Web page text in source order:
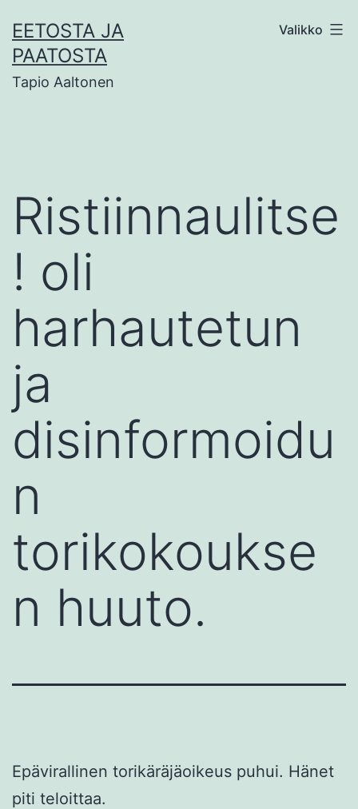
sisältöön
EETOSTA JA
PAATOSTA
Tapio Aaltonen
Valikko
Ristiinnaulitse
! oli
harhautetun
ja
disinformoidu
n
torikokoukse
n huuto.
Epävirallinen torikäräjäoikeus puhui. Hänet
piti teloittaa.